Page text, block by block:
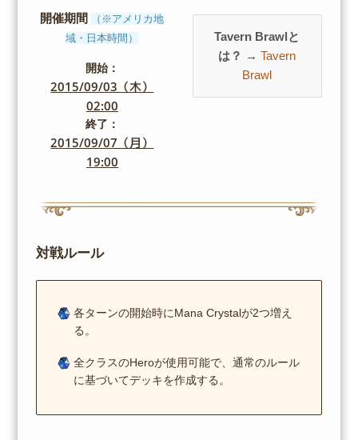
開催期間
（※アメリカ地
域・日本時間）
開始：
2015/09/03（木）
02:00
終了：
2015/09/07（月）
19:00
Tavern Brawlと
は？ →Tavern
Brawl
対戦ルール
各ターンの開始時にMana Crystalが2つ増え
る。
全クラスのHeroが使用可能で、通常のルール
に基づいてデッキを作成する。